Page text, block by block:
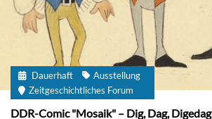
Dauerhaft
Ausstellung
Zeitgeschichtliches Forum
DDR-Comic "Mosaik" – Dig, Dag, Digedag